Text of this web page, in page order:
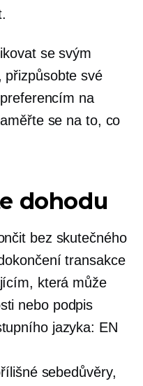
se svým
přizpůsobte své
na
se na to, co
dohodu
bez skutečného
transakce
která může
nebo podpis
jazyka: EN
sebedůvěry,